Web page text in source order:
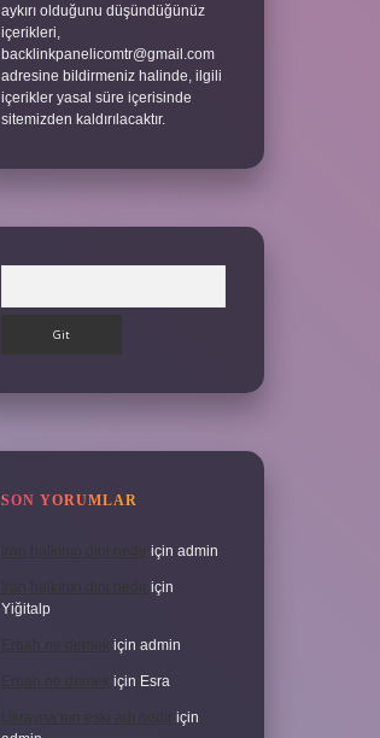
aykırı olduğunu düşündüğünüz
içerikleri,
backlinkpanelicomtr@gmail.com
adresine bildirmeniz halinde, ilgili
içerikler yasal süre içerisinde
sitemizden kaldırılacaktır.
SON YORUMLAR
İran halkının dini nedir için admin
İran halkının dini nedir için
Yiğitalp
Erbah ne demek için admin
Erbah ne demek için Esra
Ukrayna’nın eski adı nedir için